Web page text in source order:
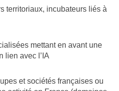
territoriaux, incubateurs liés à
mettant en avant une
lien avec l’IA
et sociétés françaises ou